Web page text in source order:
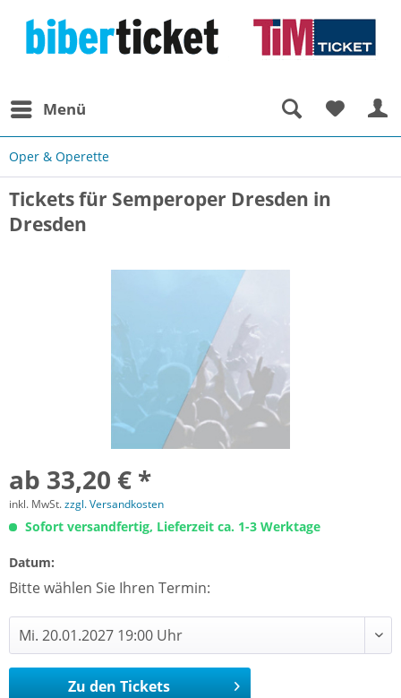
Menü
Oper & Operette
Tickets für Semperoper Dresden in
Dresden
ab 33,20 € *
inkl. MwSt.zzgl. Versandkosten
Sofort versandfertig, Lieferzeit ca. 1-3 Werktage
Datum:
Bitte wählen Sie Ihren Termin:
Zu den Tickets